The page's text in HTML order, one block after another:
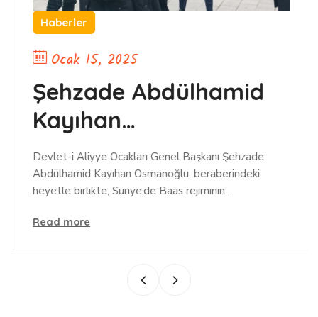
Haberler
Ocak 15, 2025
Şehzade Abdülhamid
Kayıhan
Osmanoğlu’ndan
Şam’a Tarihi ve Manevi
Ziyaret
Devlet-i Aliyye Ocakları Genel Başkanı Şehzade
Abdülhamid Kayıhan Osmanoğlu, beraberindeki
heyetle birlikte, Suriye’de Baas rejiminin…
Read more